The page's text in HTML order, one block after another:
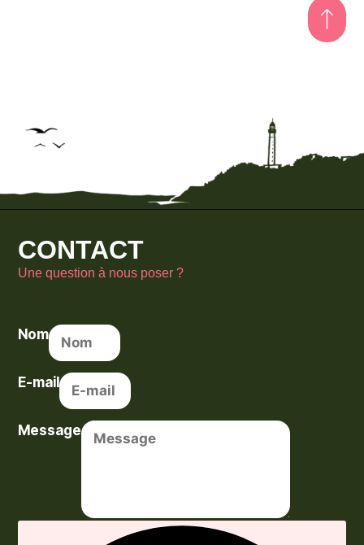
CONTACT
Une question à nous poser ?
Nom
E-mail
Message